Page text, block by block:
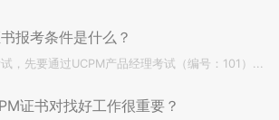
报考条件是什么？
，先要通过UCPM产品经理考试（编号：101）...
证书对找好工作很重要？